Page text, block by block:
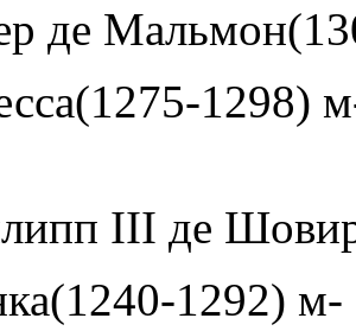
де
1298)
III де
1292)